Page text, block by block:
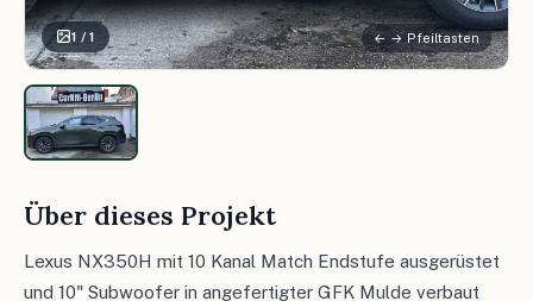
1 / 1 ← → Pfeiltasten
Über dieses Projekt
Lexus NX350H mit 10 Kanal Match Endstufe ausgerüstet
und 10" Subwoofer in angefertigter GFK Mulde verbaut